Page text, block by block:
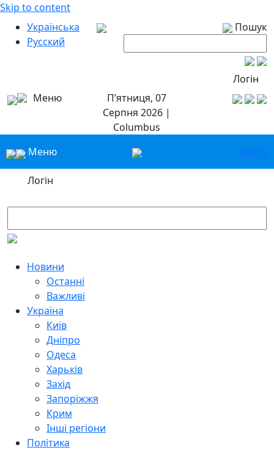
Skip to content
Українська
Русский
Пошук
Логін
Меню
П’ятниця, 07
Серпня 2026 |
Columbus
Меню
УкрРу
Логін
Новини
Останні
Важливі
Україна
Київ
Дніпро
Одеса
Харьків
Захід
Запоріжжя
Крим
Інші регіони
Політика